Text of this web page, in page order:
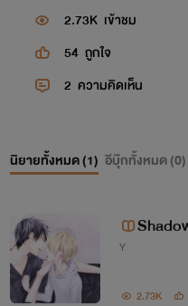
2.73K เข้าชม
54 ถูกใจ
2 ความคิดเห็น
นิยายทั้งหมด (1) อีบุ๊กทั้งหมด (0)
Y
2.73K